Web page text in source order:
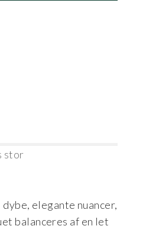
stor
elegante nuancer,
balanceres af en let